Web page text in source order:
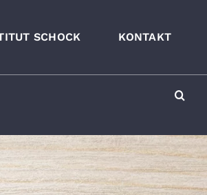
SCHOCK KONTAKT